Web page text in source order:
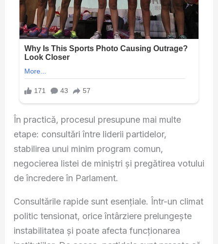
În practică, procesul presupune mai multe
etape: consultări între liderii partidelor,
stabilirea unui minim program comun,
negocierea listei de miniștri și pregătirea votului
de încredere în Parlament.
Consultările rapide sunt esențiale. Într-un climat
politic tensionat, orice întârziere prelungește
instabilitatea și poate afecta funcționarea